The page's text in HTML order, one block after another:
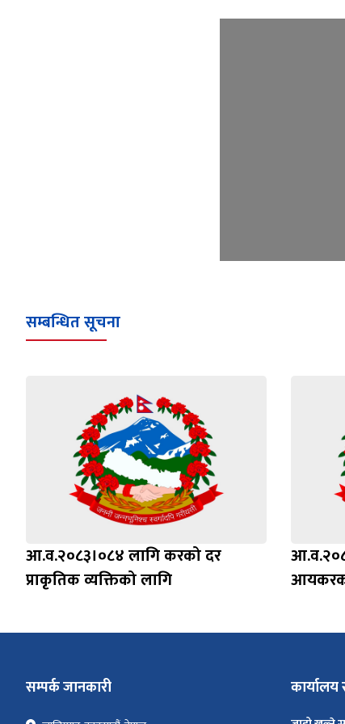
सम्बन्धित सूचना
आ.व.२०८३।०८४ लागि करको दर
प्राकृतिक व्यक्तिको लागि
सम्पर्क जानकारी